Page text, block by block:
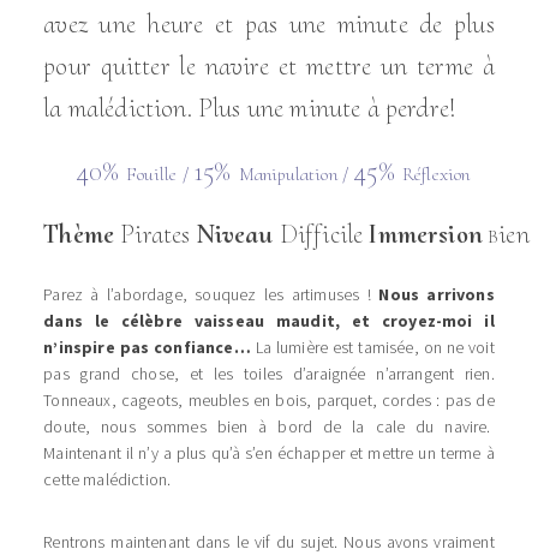
avez une heure et pas une minute de plus
pour quitter le navire et mettre un terme à
la malédiction. Plus une minute à perdre!
40% Fouille / 15% Manipulation / 45% Réflexion
Thème Pirates Niveau DifficileImmersionBien
Parez à l’abordage, souquez les artimuses ! Nous arrivons
dans le célèbre vaisseau maudit, et croyez-moi il
n’inspire pas confiance… La lumière est tamisée, on ne voit
pas grand chose, et les toiles d’araignée n’arrangent rien.
Tonneaux, cageots, meubles en bois, parquet, cordes : pas de
doute, nous sommes bien à bord de la cale du navire.
Maintenant il n’y a plus qu’à s’en échapper et mettre un terme à
cette malédiction.
Rentrons maintenant dans le vif du sujet. Nous avons vraiment